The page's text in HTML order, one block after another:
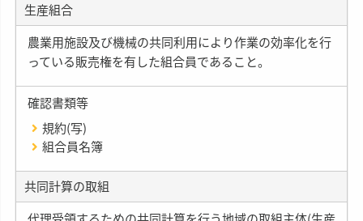
生産組合
農業用施設及び機械の共同利用により作業の効率化を行
っている販売権を有した組合員であること。
確認書類等
規約(写)
組合員名簿
共同計算の取組